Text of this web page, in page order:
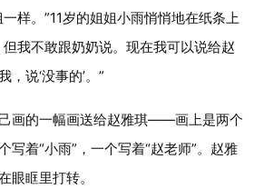
样。”11岁的姐姐小雨悄悄地在纸条上
我不敢跟奶奶说。现在我可以说给赵
说‘没事的’。”
画的一幅画送给赵雅琪——画上是两个
写着“小雨”，一个写着“赵老师”。赵雅
眼眶里打转。